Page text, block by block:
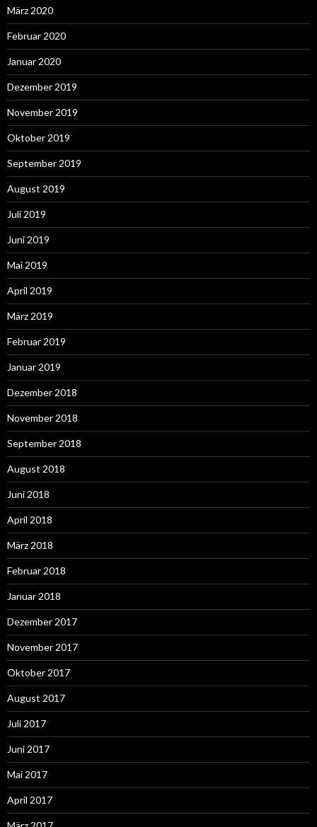
März 2020
Februar 2020
Januar 2020
Dezember 2019
November 2019
Oktober 2019
September 2019
August 2019
Juli 2019
Juni 2019
Mai 2019
April 2019
März 2019
Februar 2019
Januar 2019
Dezember 2018
November 2018
September 2018
August 2018
Juni 2018
April 2018
März 2018
Februar 2018
Januar 2018
Dezember 2017
November 2017
Oktober 2017
August 2017
Juli 2017
Juni 2017
Mai 2017
April 2017